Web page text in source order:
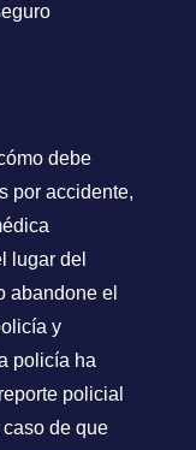
debe
por accidente,
lugar del
abandone el
y
policía ha
policial
de que